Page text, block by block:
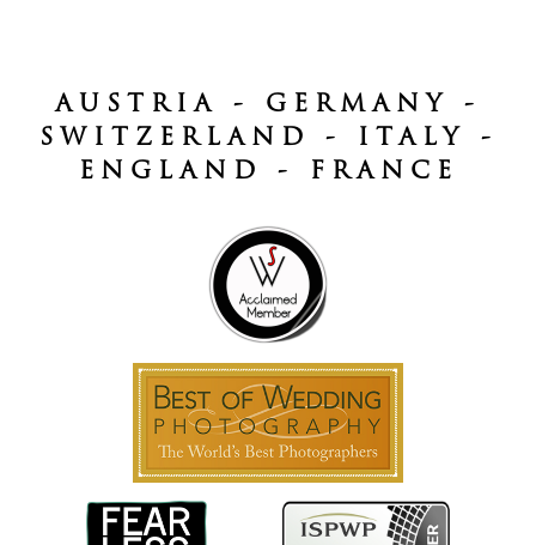
AUSTRIA - GERMANY -
SWITZERLAND - ITALY -
ENGLAND - FRANCE